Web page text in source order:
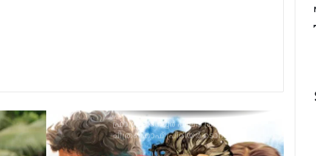
ഇന്റര്‍നാഷണല്‍ ഫിലിം ഫെസ്റ്റിവലില്‍
‘ഗപ്പി‘യുടെ പത്താം വാർഷികം;
ടൊവിനോയും ജോൺപോളും വീണ്ടും
ഒന്നിക്കുന്നു